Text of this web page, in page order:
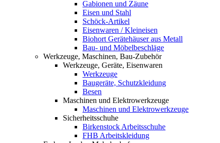
Gabionen und Zäune
Eisen und Stahl
Schöck-Artikel
Eisenwaren / Kleineisen
Biohort Gerätehäuser aus Metall
Bau- und Möbelbeschläge
Werkzeuge, Maschinen, Bau-Zubehör
Werkzeuge, Geräte, Eisenwaren
Werkzeuge
Baugeräte, Schutzkleidung
Besen
Maschinen und Elektrowerkzeuge
Maschinen und Elektrowerkzeuge
Sicherheitsschuhe
Birkenstock Arbeitsschuhe
FHB Arbeitskleidung